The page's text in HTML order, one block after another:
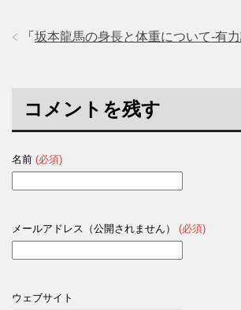
「 坂本龍馬の身長と体重について-有力
コメントを残す
名前 (必須)
メールアドレス（公開されません） (必須)
ウェブサイト